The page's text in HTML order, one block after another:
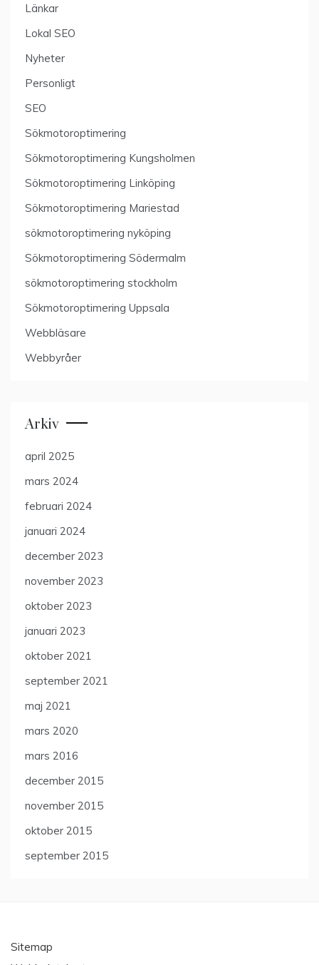
Länkar
Lokal SEO
Nyheter
Personligt
SEO
Sökmotoroptimering
Sökmotoroptimering Kungsholmen
Sökmotoroptimering Linköping
Sökmotoroptimering Mariestad
sökmotoroptimering nyköping
Sökmotoroptimering Södermalm
sökmotoroptimering stockholm
Sökmotoroptimering Uppsala
Webbläsare
Webbyråer
Arkiv
april 2025
mars 2024
februari 2024
januari 2024
december 2023
november 2023
oktober 2023
januari 2023
oktober 2021
september 2021
maj 2021
mars 2020
mars 2016
december 2015
november 2015
oktober 2015
september 2015
Sitemap